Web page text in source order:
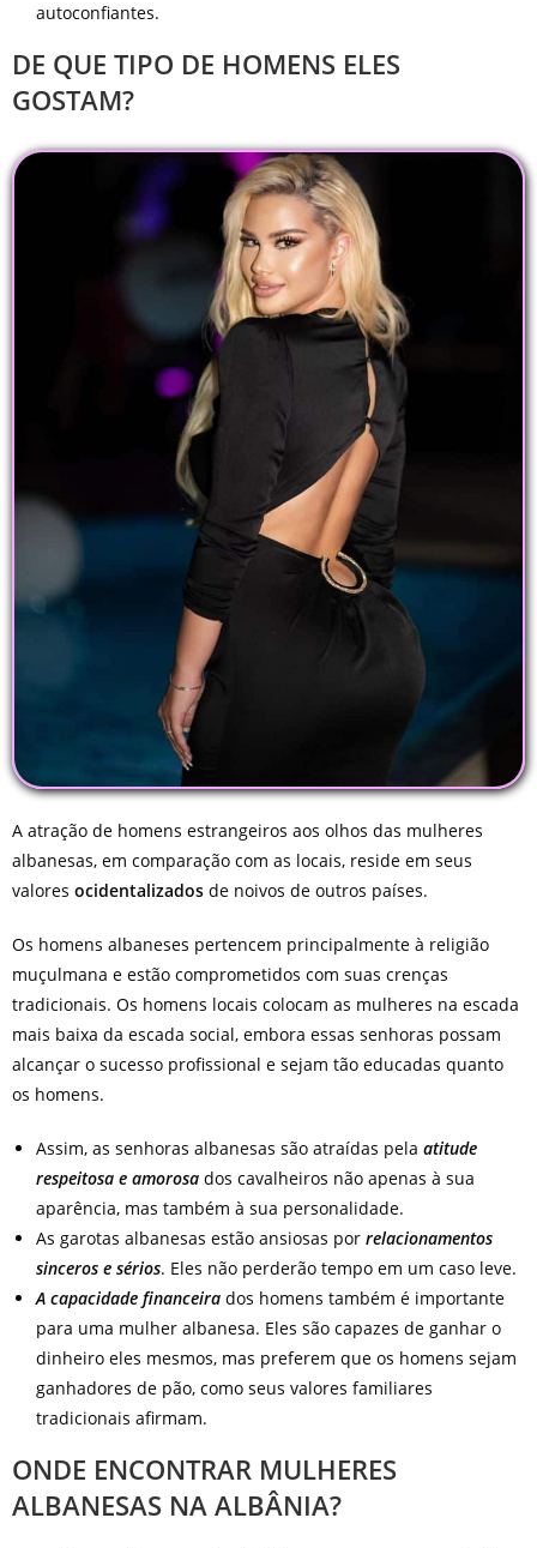
autoconfiantes.
DE QUE TIPO DE HOMENS ELES
GOSTAM?
A atração de homens estrangeiros aos olhos das mulheres
albanesas, em comparação com as locais, reside em seus
valores ocidentalizados de noivos de outros países.
Os homens albaneses pertencem principalmente à religião
muçulmana e estão comprometidos com suas crenças
tradicionais. Os homens locais colocam as mulheres na escada
mais baixa da escada social, embora essas senhoras possam
alcançar o sucesso profissional e sejam tão educadas quanto
os homens.
Assim, as senhoras albanesas são atraídas pela atitude
respeitosa e amorosados cavalheiros não apenas à sua
aparência, mas também à sua personalidade.
As garotas albanesas estão ansiosas por relacionamentos
sinceros e sérios. Eles não perderão tempo em um caso leve.
A capacidade financeira dos homens também é importante
para uma mulher albanesa. Eles são capazes de ganhar o
dinheiro eles mesmos, mas preferem que os homens sejam
ganhadores de pão, como seus valores familiares
tradicionais afirmam.
ONDE ENCONTRAR MULHERES
ALBANESAS NA ALBÂNIA?